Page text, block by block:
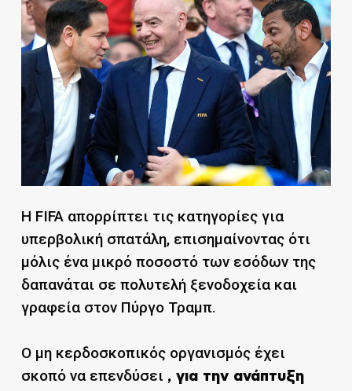
Η FIFA απορρίπτει τις κατηγορίες για
υπερβολική σπατάλη, επισημαίνοντας ότι
μόλις ένα μικρό ποσοστό των εσόδων της
δαπανάται σε πολυτελή ξενοδοχεία και
γραφεία στον Πύργο Τραμπ.
Ο μη κερδοσκοπικός οργανισμός έχει
σκοπό να επενδύσει , για την ανάπτυξη